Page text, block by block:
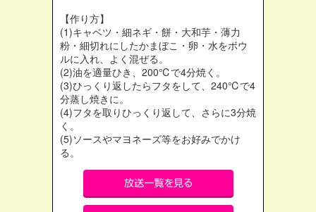
【作り方】
(1)キャベツ・細ネギ・餅・大和芋・薄力
粉・細切れにしたかまぼこ・卵・水をボウ
ルに入れ、よく混ぜる。
(2)油を適量ひき、200℃で4分焼く。
(3)ひっくり返したらフタをして、240℃で4
分蒸し焼きに。
(4)フタを取りひっくり返して、さらに3分焼
く。
(5)ソースやマヨネーズ等をお好みでかけ
る。